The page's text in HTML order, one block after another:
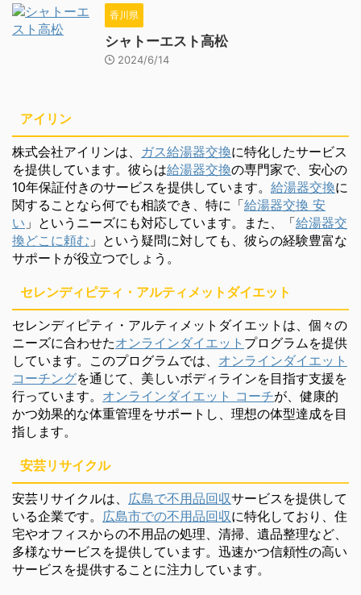
香川県
シャトーエスト高松
2024/6/14
アイリン
株式会社アイリンは、 ガス給湯器交換に特化したサービス
を提供しています。彼らは給湯器交換の専門家で、安心の
10年保証付きのサービスを提供しています。 給湯器交換に
関することなら何でも相談でき、特に「給湯器交換 安
い 」というニーズにも対応しています。また、「給湯器交
換どこに頼む 」という疑問に対しても、彼らの経験豊富な
サポートが役立つでしょう。
セレンディピティ・アルティメットダイエット
セレンディピティ・アルティメットダイエットは、個々の
ニーズに合わせたオンラインダイエット プログラムを提供
しています。このプログラムでは、 オンラインダイエット
コーチングを通じて、美しいボディラインを目指す支援を
行っています。 オンラインダイエット コーチが、健康的
かつ効果的な体重管理をサポートし、理想の体型達成を目
指します。
安芸リサイクル
安芸リサイクルは、 広島で不用品回収サービスを提供して
いる企業です。 広島市での不用品回収に特化しており、住
宅やオフィスからの不用品の処理、清掃、遺品整理など、
多様なサービスを提供しています。迅速かつ信頼性の高い
サービスを提供することに注力しています。